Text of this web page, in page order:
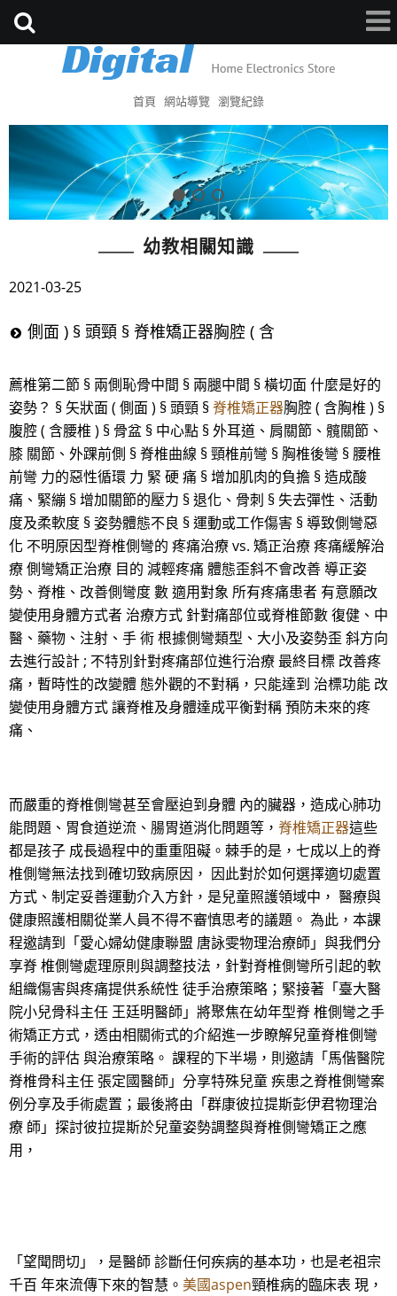
首頁 網站導覽 瀏覽紀錄
幼教相關知識
2021-03-25
側面 ) § 頭頸 § 脊椎矯正器胸腔 ( 含
薦椎第二節 § 兩側恥骨中間 § 兩腿中間 § 橫切面 什麼是好的
姿勢？ § 矢狀面 ( 側面 ) § 頭頸 §脊椎矯正器胸腔 ( 含胸椎 ) §
腹腔 ( 含腰椎 ) § 骨盆 § 中心點 § 外耳道、肩關節、髖關節、
膝 關節、外踝前側 § 脊椎曲線 § 頸椎前彎 § 胸椎後彎 § 腰椎
前彎 力的惡性循環 力 緊 硬 痛 § 增加肌肉的負擔 § 造成酸
痛、緊繃 § 增加關節的壓力 § 退化、骨刺 § 失去彈性、活動
度及柔軟度 § 姿勢體態不良 § 運動或工作傷害 § 導致側彎惡
化 不明原因型脊椎側彎的 疼痛治療 vs. 矯正治療 疼痛緩解治
療 側彎矯正治療 目的 減輕疼痛 體態歪斜不會改善 導正姿
勢、脊椎、改善側彎度 數 適用對象 所有疼痛患者 有意願改
變使用身體方式者 治療方式 針對痛部位或脊椎節數 復健、中
醫、藥物、注射、手 術 根據側彎類型、大小及姿勢歪 斜方向
去進行設計 ; 不特別針對疼痛部位進行治療 最終目標 改善疼
痛，暫時性的改變體 態外觀的不對稱，只能達到 治標功能 改
變使用身體方式 讓脊椎及身體達成平衡對稱 預防未來的疼
痛、
而嚴重的脊椎側彎甚至會壓迫到身體 內的臟器，造成心肺功
能問題、胃食道逆流、腸胃道消化問題等， 脊椎矯正器這些
都是孩子 成長過程中的重重阻礙。棘手的是，七成以上的脊
椎側彎無法找到確切致病原因， 因此對於如何選擇適切處置
方式、制定妥善運動介入方針，是兒童照護領域中， 醫療與
健康照護相關從業人員不得不審慎思考的議題。 為此，本課
程邀請到「愛心婦幼健康聯盟 唐詠雯物理治療師」與我們分
享脊 椎側彎處理原則與調整技法，針對脊椎側彎所引起的軟
組織傷害與疼痛提供系統性 徒手治療策略；緊接著「臺大醫
院小兒骨科主任 王廷明醫師」將聚焦在幼年型脊 椎側彎之手
術矯正方式，透由相關術式的介紹進一步瞭解兒童脊椎側彎
手術的評估 與治療策略。 課程的下半場，則邀請「馬偕醫院
脊椎骨科主任 張定國醫師」分享特殊兒童 疾患之脊椎側彎案
例分享及手術處置；最後將由「群康彼拉提斯彭伊君物理治
療 師」探討彼拉提斯於兒童姿勢調整與脊椎側彎矯正之應
用，
「望聞問切」，是醫師 診斷任何疾病的基本功，也是老祖宗
千百 年來流傳下來的智慧。 美國aspen頸椎病的臨床表 現，